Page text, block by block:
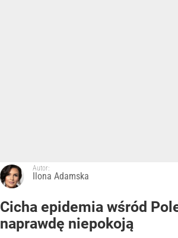
Autor:
Ilona Adamska
Cicha epidemia wśród
naprawdę niepokoją